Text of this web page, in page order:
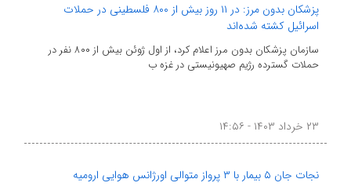
پزشکان بدون مرز: در ۱۱ روز بیش از ۸۰۰ فلسطینی در حملات
اسرائیل کشته شده‌اند
سازمان پزشکان بدون مرز اعلام کرد، از اول ژوئن بیش از ۸۰۰ نفر در
حملات گسترده رژیم صهیونیستی در غزه ب
۲۳ خرداد ۱۴۰۳ - ۱۴:۵۶
نجات جان ۵ بیمار با ۳ پرواز متوالی اورژانس هوایی ارومیه